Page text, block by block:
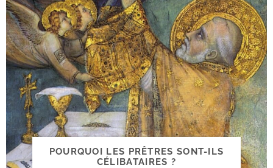
POURQUOI LES PRÊTRES SONT-​ILS
CÉLIBATAIRES ?